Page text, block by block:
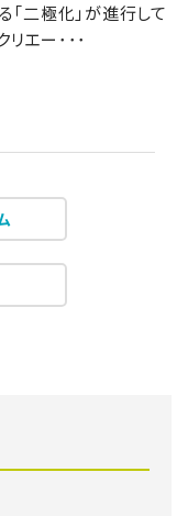
「二極化」が進行して
リエー･･･